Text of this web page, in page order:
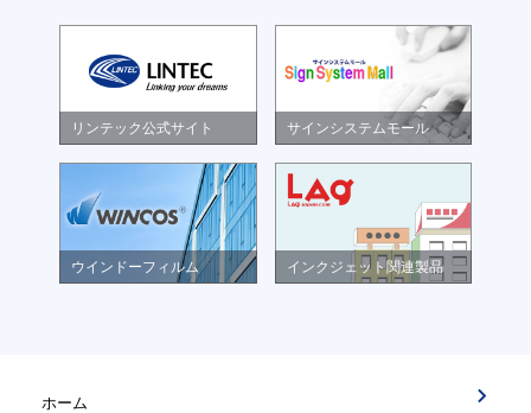
リンテック公式サイト サインシステムモール
ウインドーフィルム インクジェット関連製品
ホーム